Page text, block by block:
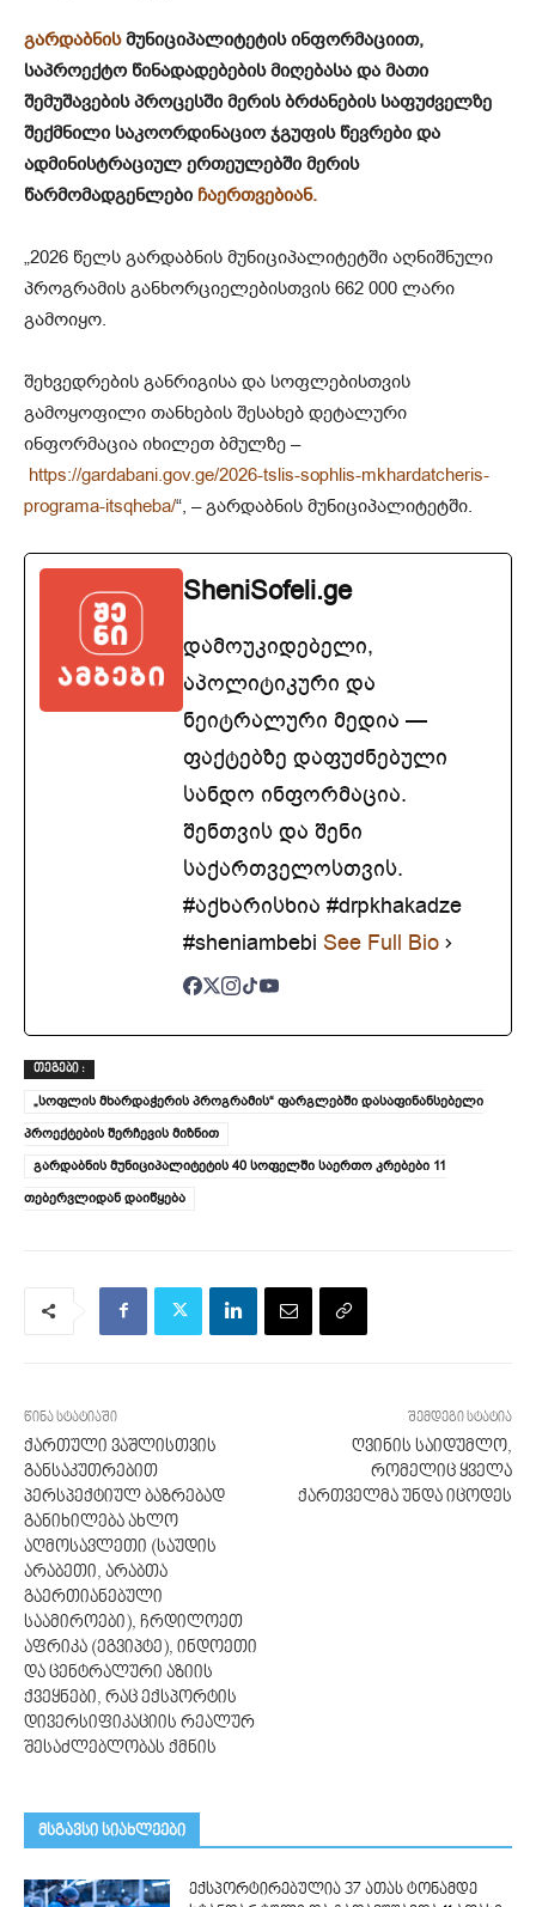
გარდაბნისმუნიციპალიტეტის ინფორმაციით,
საპროექტო წინადადებების მიღებასა და მათი
შემუშავების პროცესში მერის ბრძანების საფუძველზე
შექმნილი საკოორდინაციო ჯგუფის წევრები და
ადმინისტრაციულ ერთეულებში მერის
წარმომადგენლები ჩაერთვებიან.
„2026 წელს გარდაბნის მუნიციპალიტეტში აღნიშნული
პროგრამის განხორციელებისთვის 662 000 ლარი
გამოიყო.
შეხვედრების განრიგისა და სოფლებისთვის
გამოყოფილი თანხების შესახებ დეტალური
ინფორმაცია იხილეთ ბმულზე –
https://gardabani.gov.ge/2026-tslis-sophlis-mkhardatcheris-
programa-itsqheba/“, – გარდაბნის მუნიციპალიტეტში.
SheniSofeli.ge
დამოუკიდებელი,
აპოლიტიკური და
ნეიტრალური მედია —
ფაქტებზე დაფუძნებული
სანდო ინფორმაცია.
შენთვის და შენი
საქართველოსთვის.
#აქხარისხია #drpkhakadze
#sheniambebi See Full Bio
ᲗᲔᲒᲔᲑᲘ :
„სოფლის მხარდაჭერის პროგრამის“ ფარგლებში დასაფინანსებელი
პროექტების შერჩევის მიზნით
გარდაბნის მუნიციპალიტეტის 40 სოფელში საერთო კრებები 11
თებერვლიდან დაიწყება
წინა სტატიაში
ქართული ვაშლისთვის
განსაკუთრებით
პერსპექტიულ ბაზრებად
განიხილება ახლო
აღმოსავლეთი (საუდის
არაბეთი, არაბთა
გაერთიანებული
საამიროები), ჩრდილოეთ
აფრიკა (ეგვიპტე), ინდოეთი
და ცენტრალური აზიის
ქვეყნები, რაც ექსპორტის
დივერსიფიკაციის რეალურ
შესაძლებლობას ქმნის
შემდეგი სტატია
ღვინის საიდუმლო,
რომელიც ყველა
ქართველმა უნდა იცოდეს
მსგავსი სიახლეები
ექსპორტირებულია 37 ათას ტონამდე